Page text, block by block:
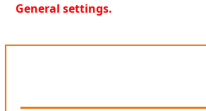
General settings.